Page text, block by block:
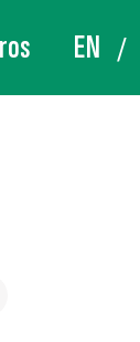
EN